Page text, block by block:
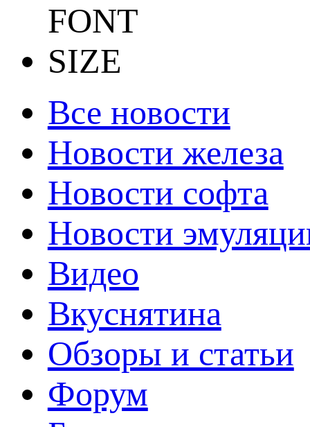
Все новости
Новости железа
Новости софта
Новости
Видео
Вкуснятина
Обзоры и статьи
Форум